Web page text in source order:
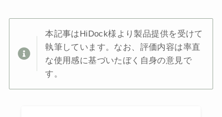
本記事はHiDock様より製品提供を受けて
執筆しています。なお、評価内容は率直
な使用感に基づいたぼく自身の意見で
す。